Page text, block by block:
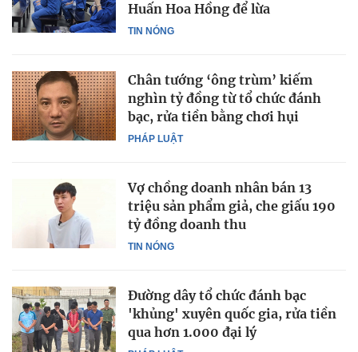
TIN NÓNG
Huấn Hoa Hồng để lừa
PHÁP LUẬT
Chân tướng ‘ông trùm’ kiếm
nghìn tỷ đồng từ tổ chức đánh
bạc, rửa tiền bằng chơi hụi
TIN NÓNG
Vợ chồng doanh nhân bán 13
triệu sản phẩm giả, che giấu 190
tỷ đồng doanh thu
Đường dây tổ chức đánh bạc
'khủng' xuyên quốc gia, rửa tiền
qua hơn 1.000 đại lý